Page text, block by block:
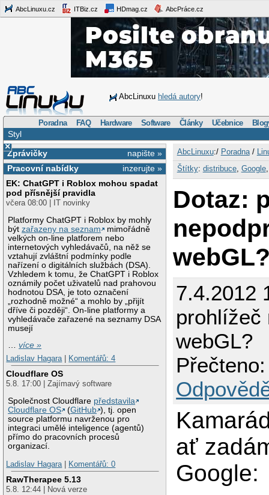
AbcLinuxu.cz ITBiz.cz HDmag.cz AbcPráce.cz
AbcLinuxu hledá autory!
Poradna FAQ Hardware Software Články Učebnice
Styl
×
napište »
Zprávičky
inzerujte »
Pracovní nabídky
EK: ChatGPT i Roblox mohou spadat
pod přísnější pravidla
včera 08:00 | IT novinky
Platformy ChatGPT i Roblox by mohly
býtzařazeny na seznam
mimořádně
velkých on-line platforem nebo
internetových vyhledávačů, na něž se
vztahují zvláštní podmínky podle
nařízení o digitálních službách (DSA).
Vzhledem k tomu, že ChatGPT i Roblox
oznámily počet uživatelů nad prahovou
hodnotou DSA, je toto označení
„rozhodně možné“ a mohlo by „přijít
dříve či později“. On-line platformy a
vyhledávače zařazené na seznamy DSA
musejí
…více »
Ladislav Hagara
Komentářů: 4
Cloudflare OS
5.8. 17:00 | Zajímavý software
Společnost Cloudflare představila
Cloudflare OS
(GitHub ), tj. open
source platformu navrženou pro
integraci umělé inteligence (agentů)
přímo do pracovních procesů
organizací.
Ladislav Hagara
Komentářů: 0
RawTherapee 5.13
5.8. 12:44 | Nová verze
AbcLinuxu:/ Poradna/
Štítky: distribuce, Google
Dotaz:
7.4.2012
prohlížeč
webGL?
ať
Google: